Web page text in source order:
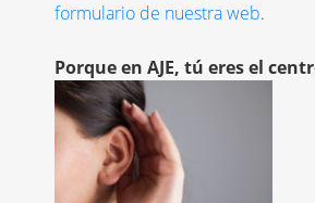
formulario de nuestra web.
Porque en AJE, tú eres el